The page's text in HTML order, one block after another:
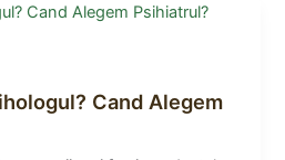
Cand Alegem